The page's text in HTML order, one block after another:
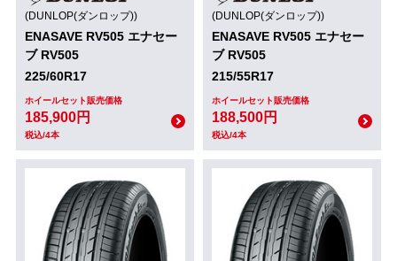
(DUNLOP(ダンロップ))
ENASAVE RV505 エナセー
ブ RV505
225/60R17
ホイールセット販売価格
185,900円
税込/4本
(DUNLOP(ダンロップ))
ENASAVE RV505 エナセー
ブ RV505
215/55R17
ホイールセット販売価格
188,500円
税込/4本